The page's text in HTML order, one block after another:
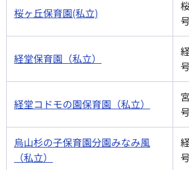
桜ヶ丘保育園(私立)
経堂保育園（私立）
経堂コドモの園保育園（私立）
烏山杉の子保育園分園みなみ風
（私立）